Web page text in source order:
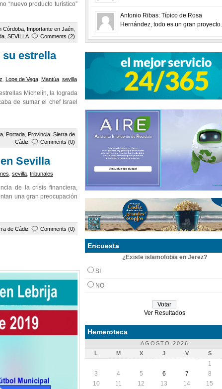
“nuevo producto turístico”
Córdoba Importante en Jaén
SEVILLA Comments (2)
su estrella
Lope de Vega Mantúa sevilla
Michelín, la lograda
de sumar el chef Israel
Portada Provincia Sierra de
Cádiz
Comments (0)
Sevilla
sevilla tribunales
de la crisis financiera,
una gran preocupación
de Cádiz Comments (0)
Antonio Ribas: Típico de Rosa
Hernández, todo es un gran proyecto...
Encuesta
¿Existe islamofobia en Jerez?
SI
NO
Ver Resultados
Hemeroteca
AGOSTO 2026
L
M X J V S
1
3
4 5 6 7 8
10
11 12 13 14 15